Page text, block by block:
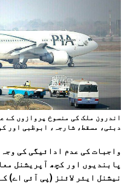
اندرون ملک کی منسوخ پروازوں کے
دبئی، مسقط، شارجہ، ابوظبی اور
واجبات کی عدم ادائیگی کی وجہ
پابندیوں اور کچھ آپریشنل
نیشنل ایئر لائنز (پی آئی اے)